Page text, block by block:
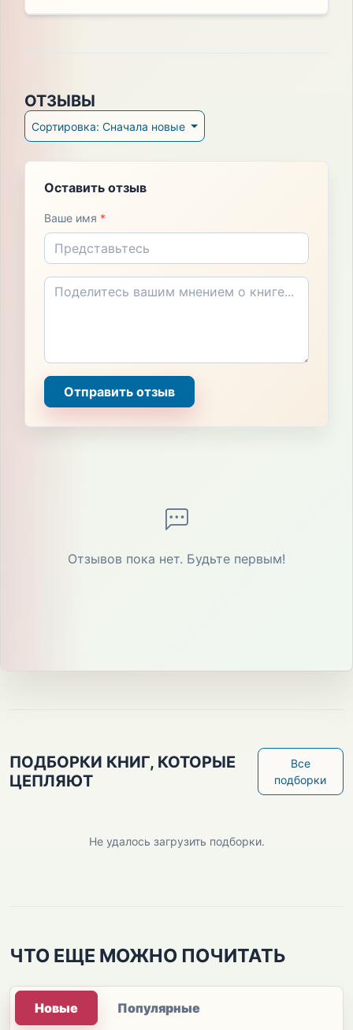
ОТЗЫВЫ
Сортировка: Сначала новые
Оставить отзыв
Ваше имя *
Отправить отзыв
Отзывов пока нет. Будьте первым!
ПОДБОРКИ КНИГ, КОТОРЫЕ
ЦЕПЛЯЮТ
Все
подборки
Не удалось загрузить подборки.
ЧТО ЕЩЕ МОЖНО ПОЧИТАТЬ
Новые Популярные